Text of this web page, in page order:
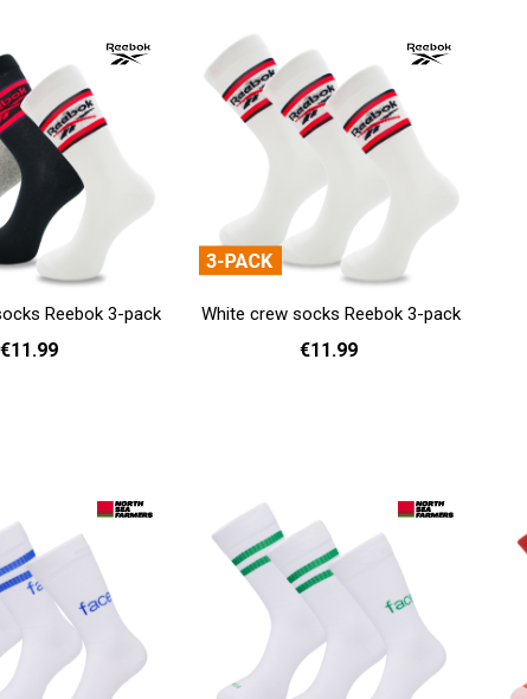
Reebok 3-pack
€11.99
White crew socks Reebok 3-pack
€11.99